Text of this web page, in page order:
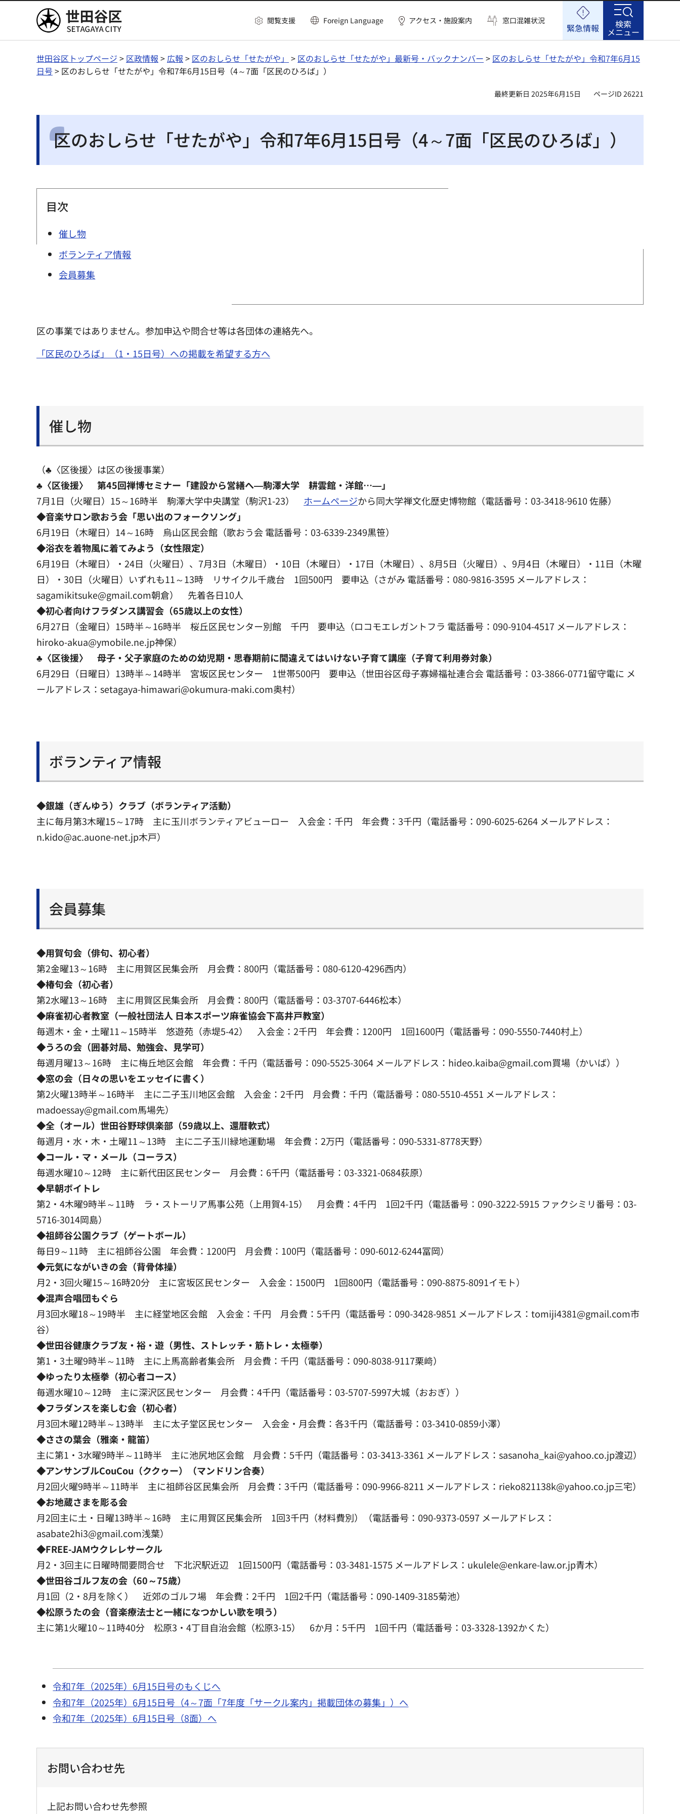
世田谷区 閲覧支援 Foreign Language アクセス・施設案内 窓口混雑状況
緊急情報 検索
メニュー
世田谷区トップページ > 区政情報 > 広報 > 区のおしらせ「せたがや」 > 区のおしらせ「せたがや」最新号・バックナンバー > 区のおしらせ「せたがや」令和7年6月15
日号> 区のおしらせ「せたがや」令和7年6月15日号（4～7面「区民のひろば」）
最終更新日 2025年6月15日 ページID 26221
区のおしらせ「せたがや」令和7年6月15日号（4～7面「区民のひろば」）
目次
催し物
ボランティア情報
会員募集
区の事業ではありません。参加申込や問合せ等は各団体の連絡先へ。
「区民のひろば」（1・15日号）への掲載を希望する方へ
催し物
（♣〈区後援〉は区の後援事業）
♣〈区後援〉 第45回禅博セミナー「建設から営繕へ―駒澤大学 耕雲館・洋館…―」
7月1日（火曜日）15～16時半 駒澤大学中央講堂（駒沢1-23） ホームページから同大学禅文化歴史博物館（電話番号：03-3418-9610 佐藤）
◆音楽サロン歌おう会「思い出のフォークソング」
6月19日（木曜日）14～16時 烏山区民会館（歌おう会 電話番号：03-6339-2349黒笹）
◆浴衣を着物風に着てみよう（女性限定）
6月19日（木曜日）・24日（火曜日）、7月3日（木曜日）・10日（木曜日）・17日（木曜日）、8月5日（火曜日）、9月4日（木曜日）・11日（木曜
日）・30日（火曜日）いずれも11～13時 リサイクル千歳台 1回500円 要申込（さがみ 電話番号：080-9816-3595 メールアドレス：
sagamikitsuke@gmail.com朝倉） 先着各日10人
◆初心者向けフラダンス講習会（65歳以上の女性）
6月27日（金曜日）15時半～16時半 桜丘区民センター別館 千円 要申込（ロコモエレガントフラ 電話番号：090-9104-4517 メールアドレス：
hiroko-akua@ymobile.ne.jp神保）
♣〈区後援〉 母子・父子家庭のための幼児期・思春期前に間違えてはいけない子育て講座（子育て利用券対象）
6月29日（日曜日）13時半～14時半 宮坂区民センター 1世帯500円 要申込（世田谷区母子寡婦福祉連合会 電話番号：03-3866-0771留守電に メ
ールアドレス：setagaya-himawari@okumura-maki.com奥村）
ボランティア情報
◆銀雄（ぎんゆう）クラブ（ボランティア活動）
主に毎月第3木曜15～17時 主に玉川ボランティアビューロー 入会金：千円 年会費：3千円（電話番号：090-6025-6264 メールアドレス：
n.kido@ac.auone-net.jp木戸）
会員募集
◆用賀句会（俳句、初心者）
第2金曜13～16時 主に用賀区民集会所 月会費：800円（電話番号：080-6120-4296西内）
◆椿句会（初心者）
第2水曜13～16時 主に用賀区民集会所 月会費：800円（電話番号：03-3707-6446松本）
◆麻雀初心者教室（一般社団法人 日本スポーツ麻雀協会下高井戸教室）
毎週木・金・土曜11～15時半 悠遊苑（赤堤5-42） 入会金：2千円 年会費：1200円 1回1600円（電話番号：090-5550-7440村上）
◆うろの会（囲碁対局、勉強会、見学可）
毎週月曜13～16時 主に梅丘地区会館 年会費：千円（電話番号：090-5525-3064 メールアドレス：hideo.kaiba@gmail.com買場（かいば））
◆窓の会（日々の思いをエッセイに書く）
第2火曜13時半～16時半 主に二子玉川地区会館 入会金：2千円 月会費：千円（電話番号：080-5510-4551 メールアドレス：
madoessay@gmail.com馬場先）
◆全（オール）世田谷野球倶楽部（59歳以上、還暦軟式）
毎週月・水・木・土曜11～13時 主に二子玉川緑地運動場 年会費：2万円（電話番号：090-5331-8778天野）
◆コール・マ・メール（コーラス）
毎週水曜10～12時 主に新代田区民センター 月会費：6千円（電話番号：03-3321-0684荻原）
◆早朝ボイトレ
第2・4木曜9時半～11時 ラ・ストーリア馬事公苑（上用賀4-15） 月会費：4千円 1回2千円（電話番号：090-3222-5915 ファクシミリ番号：03-
5716-3014岡島）
◆祖師谷公園クラブ（ゲートボール）
毎日9～11時 主に祖師谷公園 年会費：1200円 月会費：100円（電話番号：090-6012-6244冨岡）
◆元気にながいきの会（背骨体操）
月2・3回火曜15～16時20分 主に宮坂区民センター 入会金：1500円 1回800円（電話番号：090-8875-8091イモト）
◆混声合唱団もぐら
月3回水曜18～19時半 主に経堂地区会館 入会金：千円 月会費：5千円（電話番号：090-3428-9851 メールアドレス：tomiji4381@gmail.com市
谷）
◆世田谷健康クラブ友・裕・遊（男性、ストレッチ・筋トレ・太極拳）
第1・3土曜9時半～11時 主に上馬高齢者集会所 月会費：千円（電話番号：090-8038-9117栗﨑）
◆ゆったり太極拳（初心者コース）
毎週水曜10～12時 主に深沢区民センター 月会費：4千円（電話番号：03-5707-5997大城（おおぎ））
◆フラダンスを楽しむ会（初心者）
月3回木曜12時半～13時半 主に太子堂区民センター 入会金・月会費：各3千円（電話番号：03-3410-0859小澤）
◆ささの葉会（雅楽・龍笛）
主に第1・3水曜9時半～11時半 主に池尻地区会館 月会費：5千円（電話番号：03-3413-3361 メールアドレス：sasanoha_kai@yahoo.co.jp渡辺）
◆アンサンブルCouCou（ククゥー）（マンドリン合奏）
月2回火曜9時半～11時半 主に祖師谷区民集会所 月会費：3千円（電話番号：090-9966-8211 メールアドレス：rieko821138k@yahoo.co.jp三宅）
◆お地蔵さまを彫る会
月2回主に土・日曜13時半～16時 主に用賀区民集会所 1回3千円（材料費別）（電話番号：090-9373-0597 メールアドレス：
asabate2hi3@gmail.com浅葉）
◆FREE-JAMウクレレサークル
月2・3回主に日曜時間要問合せ 下北沢駅近辺 1回1500円（電話番号：03-3481-1575 メールアドレス：ukulele@enkare-law.or.jp青木）
◆世田谷ゴルフ友の会（60～75歳）
月1回（2・8月を除く） 近郊のゴルフ場 年会費：2千円 1回2千円（電話番号：090-1409-3185菊池）
◆松原うたの会（音楽療法士と一緒になつかしい歌を唄う）
主に第1火曜10～11時40分 松原3・4丁目自治会館（松原3-15） 6か月：5千円 1回千円（電話番号：03-3328-1392かくた）
令和7年（2025年）6月15日号のもくじへ
令和7年（2025年）6月15日号（4～7面「7年度「サークル案内」掲載団体の募集」）へ
令和7年（2025年）6月15日号（8面）へ
お問い合わせ先
上記お問い合わせ先参照